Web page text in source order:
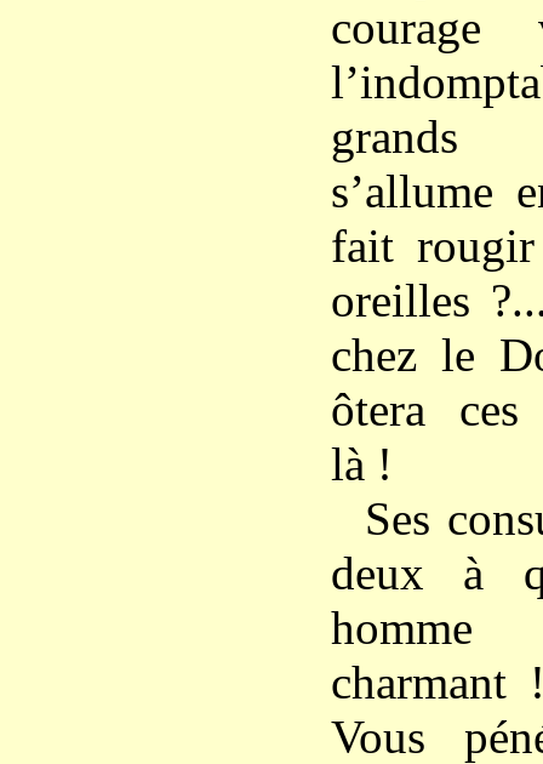
grands
s’allume
fait
oreilles
chez le
ôtera ces
là !
Ses
deux à
Vous